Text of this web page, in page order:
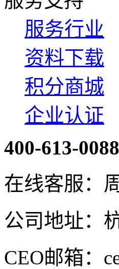
服务行业
资料下载
积分商城
企业认证
400-613-0088
在线客服：
公司地址：
CEO邮箱：